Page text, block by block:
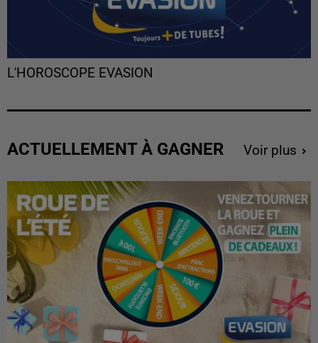
L'HOROSCOPE EVASION
ACTUELLEMENT À GAGNER Voir plus